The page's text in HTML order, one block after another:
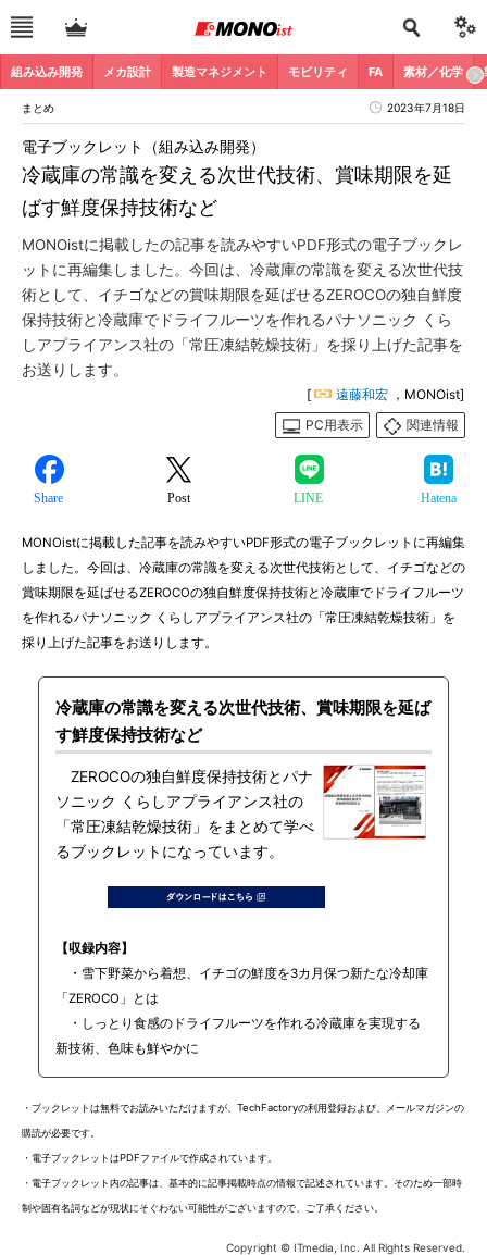
組み込み開発 メカ設計 製造マネジメント モビリティ FA 素材／化学
まとめ 2023年7月18日
冷蔵庫の常識を変える次世代技術、賞味期限を延
ばす鮮度保持技術など
電子ブックレット（組み込み開発）
MONOistに掲載したの記事を読みやすいPDF形式の電子ブックレ
ットに再編集しました。今回は、冷蔵庫の常識を変える次世代技
術として、イチゴなどの賞味期限を延ばせるZEROCOの独自鮮度
保持技術と冷蔵庫でドライフルーツを作れるパナソニック くら
しアプライアンス社の「常圧凍結乾燥技術」を採り上げた記事を
お送りします。
[ 遠藤和宏 ，MONOist]
PC用表示
関連情報
Share Post LINE Hatena
MONOistに掲載した記事を読みやすいPDF形式の電子ブックレットに再編集
しました。今回は、冷蔵庫の常識を変える次世代技術として、イチゴなどの
賞味期限を延ばせるZEROCOの独自鮮度保持技術と冷蔵庫でドライフルーツ
を作れるパナソニック くらしアプライアンス社の「常圧凍結乾燥技術」を
採り上げた記事をお送りします。
冷蔵庫の常識を変える次世代技術、賞味期限を延ば
す鮮度保持技術など
ZEROCOの独自鮮度保持技術とパナ
ソニック くらしアプライアンス社の
「常圧凍結乾燥技術」をまとめて学べ
るブックレットになっています。
【収録内容】
・雪下野菜から着想、イチゴの鮮度を3カ月保つ新たな冷却庫
「ZEROCO」とは
・しっとり食感のドライフルーツを作れる冷蔵庫を実現する
新技術、色味も鮮やかに
・ブックレットは無料でお読みいただけますが、TechFactoryの利用登録および、メールマガジンの
購読が必要です。
・電子ブックレットはPDFファイルで作成されています。
・電子ブックレット内の記事は、基本的に記事掲載時点の情報で記述されています。そのため一部時
制や固有名詞などが現状にそぐわない可能性がございますので、ご了承ください。
Copyright © ITmedia, Inc. All Rights Reserved.